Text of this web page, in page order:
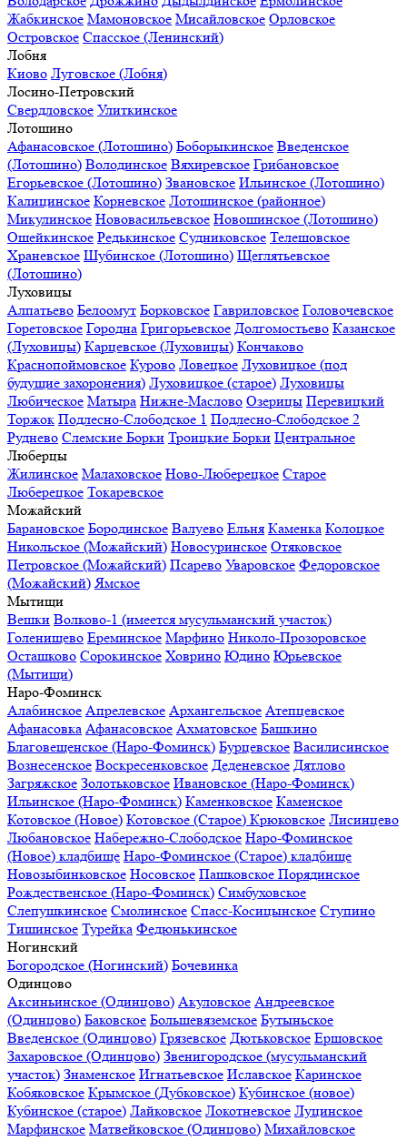
Жабкинское Мамоновское Мисайловское Орловское
Островское Спасское (Ленинский)
Лобня
Киово Луговское (Лобня)
Лосино-Петровский
Свердловское Улиткинское
Лотошино
Афанасовское (Лотошино) Боборыкинское Введенское
(Лотошино) Володинское Вяхиревское Грибановское
Егорьевское (Лотошино) Звановское Ильинское (Лотошино)
Калицинское Корневское Лотошинское (районное)
Микулинское Нововасильевское Новошинское (Лотошино)
Ошейкинское Редькинское Судниковское Телешовское
Храневское Шубинское (Лотошино) Щеглятьевское
(Лотошино)
Луховицы
Алпатьево Белоомут Борковское Гавриловское Головочевское
Горетовское Городна Григорьевское Долгомостьево Казанское
(Луховицы) Карцевское (Луховицы) Кончаково
Краснопоймовское Курово Ловецкое Луховицкое (под
будущие захоронения) Луховицкое (старое) Луховицы
Любическое Матыра Нижне-Маслово Озерицы Перевицкий
Торжок Подлесно-Слободское 1 Подлесно-Слободское 2
Руднево Слемские Борки Троицкие Борки Центральное
Люберцы
Жилинское Малаховское Ново-Люберецкое Старое
Люберецкое Токаревское
Можайский
Барановское Бородинское Валуево Ельня Каменка Колоцкое
Никольское (Можайский) Новосуринское Отяковское
Петровское (Можайский) Псарево Уваровское Федоровское
(Можайский) Ямское
Мытищи
Вешки Волково-1 (имеется мусульманский участок)
Голенищево Ереминское Марфино Николо-Прозоровское
Осташково Сорокинское Ховрино Юдино Юрьевское
(Мытищи)
Наро-Фоминск
Алабинское Апрелевское Архангельское Атепцевское
Афанасовка Афанасовское Ахматовское Башкино
Благовещенское (Наро-Фоминск) Бурцевское Василисинское
Вознесенское Воскресенковское Деденевское Дятлово
Загряжское Золотьковское Ивановское (Наро-Фоминск)
Ильинское (Наро-Фоминск) Каменковское Каменское
Котовское (Новое) Котовское (Старое) Крюковское Лисинцево
Любановское Набережно-Слободское Наро-Фоминское
(Новое) кладбище Наро-Фоминское (Старое) кладбище
Новозыбинковское Носовское Пашковское Порядинское
Рождественское (Наро-Фоминск) Симбуховское
Слепушкинское Смолинское Спасс-Косицынское Ступино
Тишинское Турейка Федюнькинское
Ногинский
Богородское (Ногинский) Бочевинка
Одинцово
Аксиньинское (Одинцово) Акуловское Андреевское
(Одинцово) Баковское Большевяземское Бутыньское
Введенское (Одинцово) Грязевское Дютьковское Ершовское
Захаровское (Одинцово) Звенигородское (мусульманский
участок) Знаменское Игнатьевское Иславское Каринское
Кобяковское Крымское (Дубковское) Кубинское (новое)
Кубинское (старое) Лайковское Локотневское Луцинское
Марфинское Матвейковское (Одинцово) Михайловское